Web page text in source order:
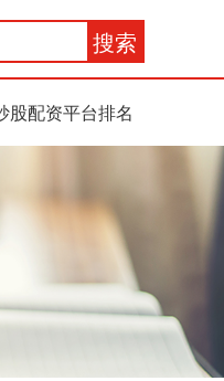
搜索
股配资平台排名